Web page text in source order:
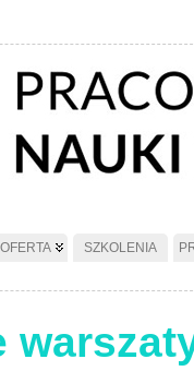
OFERTA SZKOLENIA